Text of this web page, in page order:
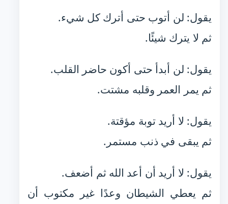
يقول: لن أتوب حتى أترك كل شيء.
ثم لا يترك شيئًا.
يقول: لن أبدأ حتى أكون حاضر القلب.
ثم يمر العمر وقلبه مشتت.
يقول: لا أريد توبة مؤقتة.
ثم يبقى في ذنب مستمر.
يقول: لا أريد أن أعد الله ثم أضعف.
ثم يعطي الشيطان وعدًا غير مكتوب أن